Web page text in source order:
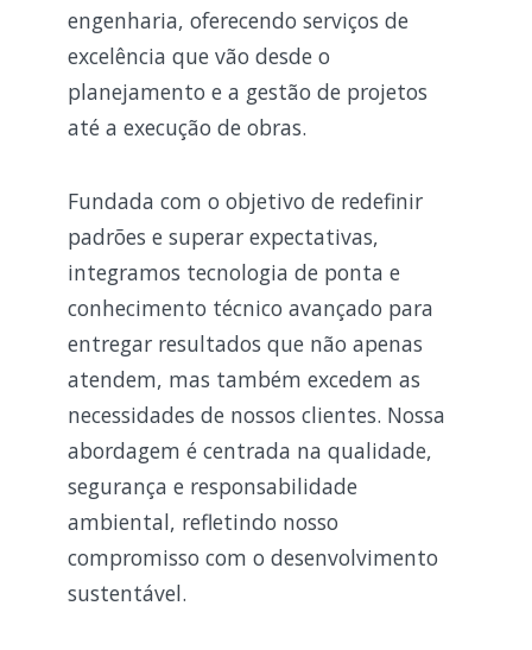
engenharia, oferecendo serviços de
excelência que vão desde o
planejamento e a gestão de projetos
até a execução de obras.
Fundada com o objetivo de redefinir
padrões e superar expectativas,
integramos tecnologia de ponta e
conhecimento técnico avançado para
entregar resultados que não apenas
atendem, mas também excedem as
necessidades de nossos clientes. Nossa
abordagem é centrada na qualidade,
segurança e responsabilidade
ambiental, refletindo nosso
compromisso com o desenvolvimento
sustentável.